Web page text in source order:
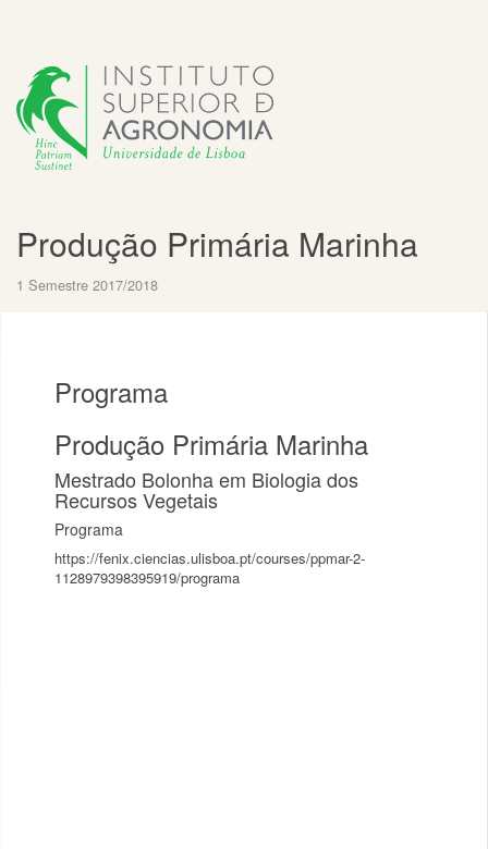
Produção Primária Marinha
1 Semestre 2017/2018
Programa
Produção Primária Marinha
Mestrado Bolonha em Biologia dos
Recursos Vegetais
Programa
https://fenix.ciencias.ulisboa.pt/courses/ppmar-2-
1128979398395919/programa